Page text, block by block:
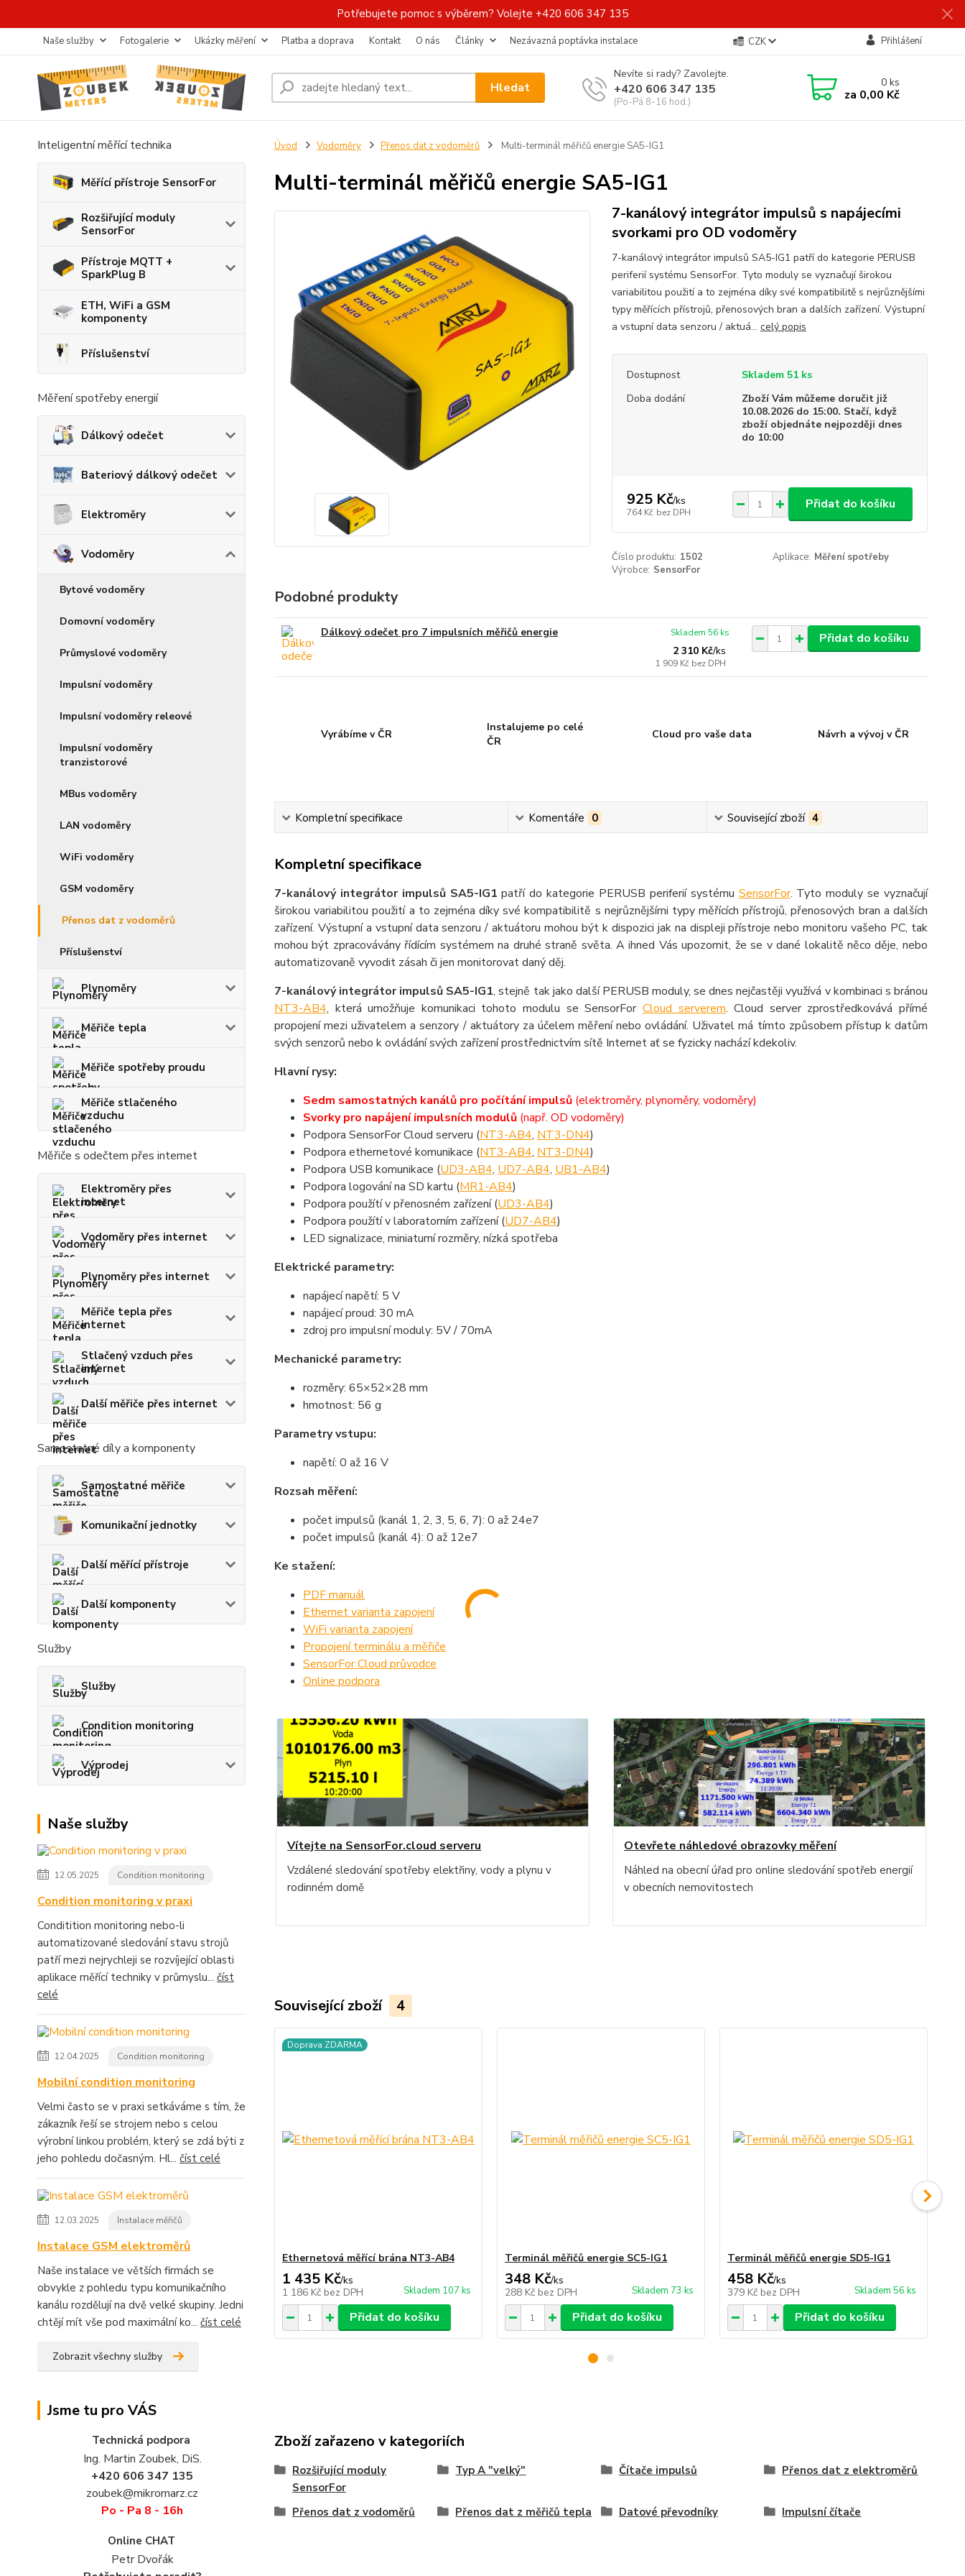
Potřebujete pomoc s výběrem? Volejte +420 606 347 135
Naše služby Fotogalerie Ukázky měření Platba a doprava Kontakt O nás Články Nezávazná poptávka instalace CZK Přihlášení
Hledat
Nevíte si rady? Zavolejte.
+420 606 347 135
(Po-Pá 8-16 hod.)
0ks
za 0,00 Kč
Inteligentní měřící technika
Měřící přístroje SensorFor
Rozšiřující moduly
SensorFor
Přístroje MQTT +
SparkPlug B
ETH, WiFi a GSM
komponenty
Příslušenství
Měření spotřeby energií
Dálkový odečet
Bateriový dálkový odečet
Elektroměry
Vodoměry
Bytové vodoměry
Domovní vodoměry
Průmyslové vodoměry
Impulsní vodoměry
Impulsní vodoměry releové
Impulsní vodoměry
tranzistorové
MBus vodoměry
LAN vodoměry
WiFi vodoměry
GSM vodoměry
Přenos dat z vodoměrů
Příslušenství
Plynoměry
Měřiče tepla
Měřiče spotřeby proudu
Měřiče stlačeného
vzduchu
Měřiče s odečtem přes internet
Elektroměry přes
internet
Vodoměry přes internet
Plynoměry přes internet
Měřiče tepla přes
internet
Stlačený vzduch přes
internet
Další měřiče přes internet
Samostatné díly a komponenty
Samostatné měřiče
Komunikační jednotky
Další měřící přístroje
Další komponenty
Služby
Služby
Condition monitoring
Výprodej
Naše služby
12.05.2025 Condition monitoring
Condition monitoring v praxi
Conditition monitoring nebo-li
automatizované sledování stavu strojů
patří mezi nejrychleji se rozvíjející oblasti
aplikace měřící techniky v průmyslu... číst
celé
12.04.2025 Condition monitoring
Mobilní condition monitoring
Velmi často se v praxi setkáváme s tím, že
zákazník řeší se strojem nebo s celou
výrobní linkou problém, který se zdá býti z
jeho pohledu dočasným. Hl... číst celé
12.03.2025 Instalace měřičů
Instalace GSM elektroměrů
Naše instalace ve větších firmách se
obvykle z pohledu typu komunikačního
kanálu rozdělují na dvě velké skupiny. Jedni
chtějí mít vše pod maximální ko... číst celé
Zobrazit všechny služby
Jsme tu pro VÁS
Technická podpora
Ing. Martin Zoubek, DiS.
+420 606 347 135
zoubek@mikromarz.cz
Po - Pa 8 - 16h
Online CHAT
Petr Dvořák
Úvod Vodoměry Přenos dat z vodoměrů Multi-terminál měřičů energie SA5-IG1
Multi-terminál měřičů energie SA5-IG1
7-kanálový integrátor impulsů s napájecími
svorkami pro OD vodoměry
7-kanálový integrátor impulsů SA5-IG1 patří do kategorie PERUSB
periferií systému SensorFor. Tyto moduly se vyznačují širokou
variabilitou použití a to zejména díky své kompatibilitě s nejrůznějšími
typy měřících přístrojů, přenosových bran a dalších zařízení. Výstupní
a vstupní data senzoru / aktuá... celý popis
Dostupnost
Skladem 51 ks
Doba dodání
Zboží Vám můžeme doručit již
10.08.2026 do 15:00. Stačí, když
zboží objednáte nejpozději dnes
do 10:00
925 Kč/ks
764 Kč bez DPH
Přidat do košíku
Číslo produktu: 1502 Aplikace: Měření spotřeby
Výrobce: SensorFor
Podobné produkty
Dálkový odečet pro 7 impulsních měřičů energie
2 310 Kč/ks
1 909 Kč bez DPH
Skladem 56 ks Přidat do košíku
Vyrábíme v ČR
Instalujeme po celé
ČR
Cloud pro vaše data Návrh a vývoj v ČR
Kompletní specifikace Komentáře 0 Související zboží 4
Kompletní specifikace
7-kanálový integrátor impulsů SA5-IG1 patří do kategorie PERUSB periferií systému SensorFor. Tyto moduly se vyznačují
širokou variabilitou použití a to zejména díky své kompatibilitě s nejrůznějšími typy měřících přístrojů, přenosových bran a dalších
zařízení. Výstupní a vstupní data senzoru / aktuátoru mohou být k dispozici jak na displeji přístroje nebo monitoru vašeho PC, tak
mohou být zpracovávány řídícím systémem na druhé straně světa. A ihned Vás upozornit, že se v dané lokalitě něco děje, nebo
automatizovaně vyvodit zásah či jen monitorovat daný děj.
7-kanálový integrátor impulsů SA5-IG1, stejně tak jako další PERUSB moduly, se dnes nejčastěji využívá v kombinaci s bránou
NT3-AB4, která umožňuje komunikaci tohoto modulu se SensorFor Cloud serverem. Cloud server zprostředkovává přímé
propojení mezi uživatelem a senzory / aktuátory za účelem měření nebo ovládání. Uživatel má tímto způsobem přístup k datům
svých senzorů nebo k ovládání svých zařízení prostřednictvím sítě Internet ať se fyzicky nachází kdekoliv.
Hlavní rysy:
Sedm samostatných kanálů pro počítání impulsů (elektroměry, plynoměry, vodoměry)
Svorky pro napájení impulsních modulů(např. OD vodoměry)
Podpora SensorFor Cloud serveru (NT3-AB4, NT3-DN4)
Podpora ethernetové komunikace (NT3-AB4, NT3-DN4)
Podpora USB komunikace (UD3-AB4, UD7-AB4, UB1-AB4)
Podpora logování na SD kartu (MR1-AB4)
Podpora použítí v přenosném zařízení (UD3-AB4)
Podpora použítí v laboratorním zařízení (UD7-AB4)
LED signalizace, miniaturní rozměry, nízká spotřeba
Elektrické parametry:
napájecí napětí: 5 V
napájecí proud: 30 mA
zdroj pro impulsní moduly: 5V / 70mA
Mechanické parametry:
rozměry: 65×52×28 mm
hmotnost: 56 g
Parametry vstupu:
napětí: 0 až 16 V
Rozsah měření:
počet impulsů (kanál 1, 2, 3, 5, 6, 7): 0 až 24e7
počet impulsů (kanál 4): 0 až 12e7
Ke stažení:
PDF manuál
Ethernet varianta zapojení
WiFi varianta zapojení
Propojení terminálu a měřiče
SensorFor Cloud průvodce
Online podpora
Vítejte na SensorFor.cloud serveru
Vzdálené sledování spotřeby elektřiny, vody a plynu v
rodinném domě
Otevřete náhledové obrazovky měření
Náhled na obecní úřad pro online sledování spotřeb energií
v obecních nemovitostech
Související zboží 4
Doprava ZDARMA
Ethernetová měřící brána NT3-AB4
1 435 Kč/ks
1 186 Kč bez DPH Skladem 107 ks
Přidat do košíku
Terminál měřičů energie SC5-IG1
348 Kč/ks
288 Kč bez DPH Skladem 73 ks
Přidat do košíku
Terminál měřičů energie SD5-IG1
458 Kč/ks
379 Kč bez DPH Skladem 56 ks
Přidat do košíku
Zboží zařazeno v kategoriích
Rozšiřující moduly
SensorFor
Typ A "velký" Čítače impulsů Přenos dat z elektroměrů
Přenos dat z vodoměrů Přenos dat z měřičů tepla Datové převodníky Impulsní čítače